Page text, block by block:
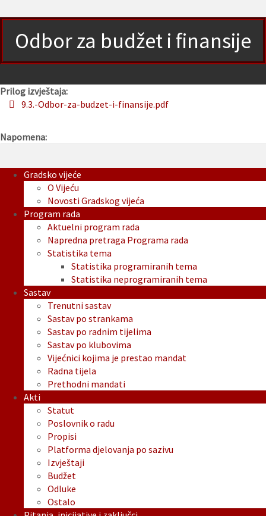
Odbor za budžet i finansije
Prilog izvještaja:
9.3.-Odbor-za-budzet-i-finansije.pdf
Napomena:
Gradsko vijeće
O Vijeću
Novosti Gradskog vijeća
Program rada
Aktuelni program rada
Napredna pretraga Programa rada
Statistika tema
Statistika programiranih tema
Statistika neprogramiranih tema
Sastav
Trenutni sastav
Sastav po strankama
Sastav po radnim tijelima
Sastav po klubovima
Vijećnici kojima je prestao mandat
Radna tijela
Prethodni mandati
Akti
Statut
Poslovnik o radu
Propisi
Platforma djelovanja po sazivu
Izvještaji
Budžet
Odluke
Ostalo